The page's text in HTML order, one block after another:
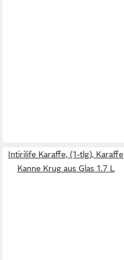
Intirilife Karaffe, (1-tlg), Karaffe
Kanne Krug aus Glas 1.7 L